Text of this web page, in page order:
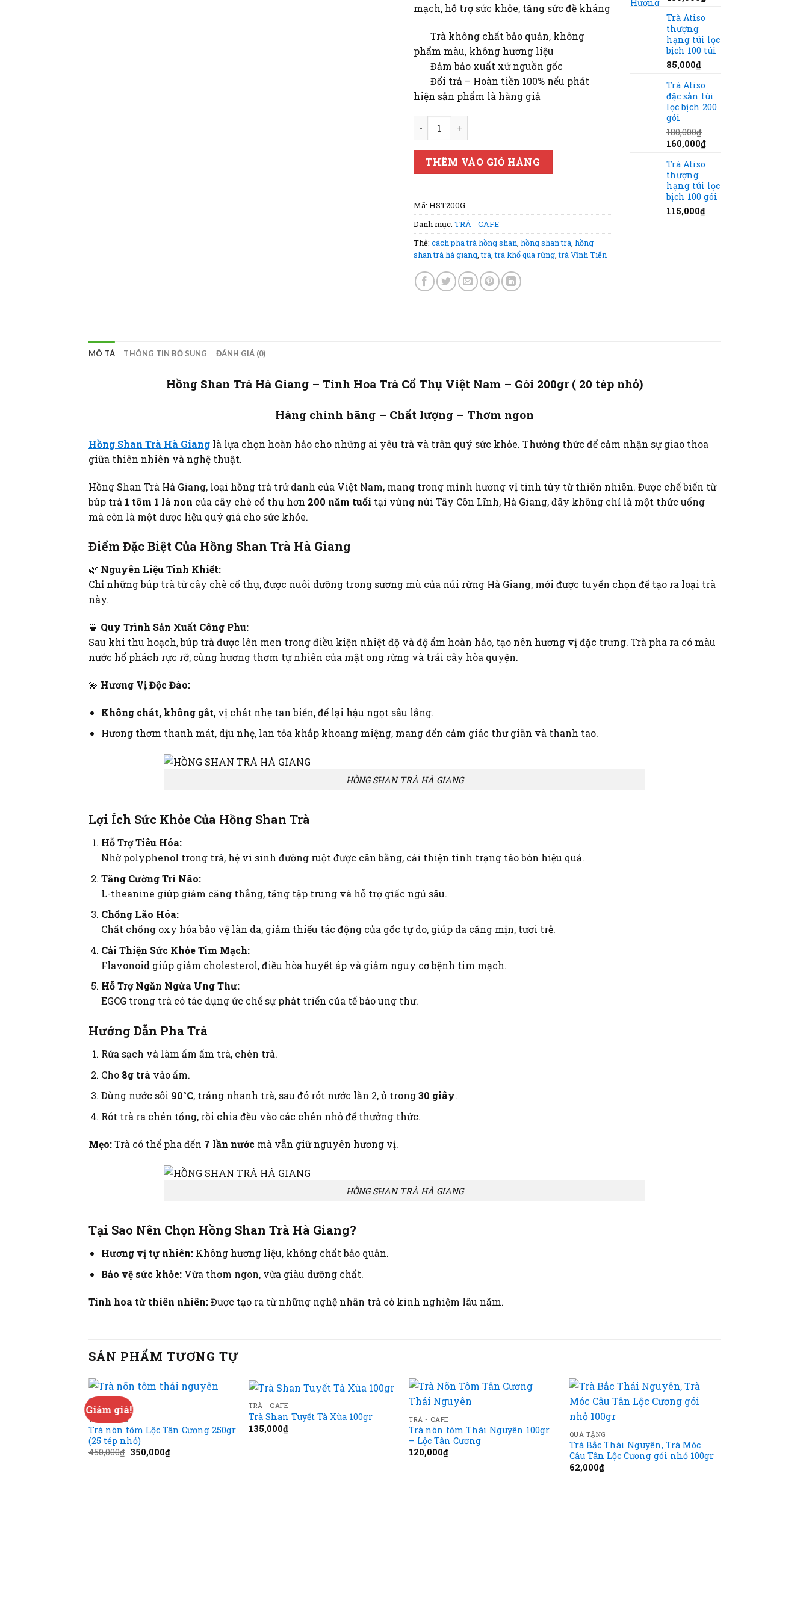
mạch, hỗ trợ sức khỏe, tăng sức đề kháng
Trà không chất bảo quản, không
phẩm màu, không hương liệu
Đảm bảo xuất xứ nguồn gốc
Đổi trả – Hoàn tiền 100% nếu phát
hiện sản phẩm là hàng giả
Hồng Shan Trà Hà Giang 200gr (20 tép nhỏ) số lượng
THÊM VÀO GIỎ HÀNG
Mã: HST200G
Danh mục: TRÀ - CAFE
Thẻ: cách pha trà hồng shan, hồng shan trà, hồng
shan trà hà giang,trà,trà khổ qua rừng,trà Vĩnh Tiến
Trà Atiso
thượng
hạng túi lọc
bịch 100 túi
85,000₫
Trà Atiso
đặc sản túi
lọc bịch 200
gói
180,000₫
Giá
là:
180,000₫.
160,000₫Giá
160,000₫.
Trà Atiso
thượng
hạng túi lọc
bịch 100 gói
115,000₫
MÔ TẢ THÔNG TIN BỔ SUNG ĐÁNH GIÁ (0)
Hồng Shan Trà Hà Giang – Tinh Hoa Trà Cổ Thụ Việt Nam – Gói 200gr ( 20 tép nhỏ)
Hàng chính hãng – Chất lượng – Thơm ngon
Hồng Shan Trà Hà Giang là lựa chọn hoàn hảo cho những ai yêu trà và trân quý sức khỏe. Thưởng thức để cảm nhận sự giao thoa
giữa thiên nhiên và nghệ thuật.
Hồng Shan Trà Hà Giang, loại hồng trà trứ danh của Việt Nam, mang trong mình hương vị tinh túy từ thiên nhiên. Được chế biến từ
búp trà 1 tôm 1 lá non của cây chè cổ thụ hơn 200 năm tuổi tại vùng núi Tây Côn Lĩnh, Hà Giang, đây không chỉ là một thức uống
mà còn là một dược liệu quý giá cho sức khỏe.
Điểm Đặc Biệt Của Hồng Shan Trà Hà Giang
🌿 Nguyên Liệu Tinh Khiết:
Chỉ những búp trà từ cây chè cổ thụ, được nuôi dưỡng trong sương mù của núi rừng Hà Giang, mới được tuyển chọn để tạo ra loại trà
này.
🍵 Quy Trình Sản Xuất Công Phu:
Sau khi thu hoạch, búp trà được lên men trong điều kiện nhiệt độ và độ ẩm hoàn hảo, tạo nên hương vị đặc trưng. Trà pha ra có màu
nước hổ phách rực rỡ, cùng hương thơm tự nhiên của mật ong rừng và trái cây hòa quyện.
💫 Hương Vị Độc Đáo:
Không chát, không gắt, vị chát nhẹ tan biến, để lại hậu ngọt sâu lắng.
Hương thơm thanh mát, dịu nhẹ, lan tỏa khắp khoang miệng, mang đến cảm giác thư giãn và thanh tao.
HỒNG SHAN TRÀ HÀ GIANG
Lợi Ích Sức Khỏe Của Hồng Shan Trà
Hỗ Trợ Tiêu Hóa:
Nhờ polyphenol trong trà, hệ vi sinh đường ruột được cân bằng, cải thiện tình trạng táo bón hiệu quả.
Tăng Cường Trí Não:
L-theanine giúp giảm căng thẳng, tăng tập trung và hỗ trợ giấc ngủ sâu.
Chống Lão Hóa:
Chất chống oxy hóa bảo vệ làn da, giảm thiểu tác động của gốc tự do, giúp da căng mịn, tươi trẻ.
Cải Thiện Sức Khỏe Tim Mạch:
Flavonoid giúp giảm cholesterol, điều hòa huyết áp và giảm nguy cơ bệnh tim mạch.
Hỗ Trợ Ngăn Ngừa Ung Thư:
EGCG trong trà có tác dụng ức chế sự phát triển của tế bào ung thư.
Hướng Dẫn Pha Trà
Rửa sạch và làm ấm ấm trà, chén trà.
Cho 8g trà vào ấm.
Dùng nước sôi 90°C, tráng nhanh trà, sau đó rót nước lần 2, ủ trong30 giây.
Rót trà ra chén tống, rồi chia đều vào các chén nhỏ để thưởng thức.
Mẹo:Trà có thể pha đến 7 lần nước mà vẫn giữ nguyên hương vị.
HỒNG SHAN TRÀ HÀ GIANG
Tại Sao Nên Chọn Hồng Shan Trà Hà Giang?
Hương vị tự nhiên:Không hương liệu, không chất bảo quản.
Bảo vệ sức khỏe:Vừa thơm ngon, vừa giàu dưỡng chất.
Tinh hoa từ thiên nhiên:Được tạo ra từ những nghệ nhân trà có kinh nghiệm lâu năm.
SẢN PHẨM TƯƠNG TỰ
Giảm giá!
TRÀ - CAFE
Trà nõn tôm Lộc Tân Cương 250gr
(25 tép nhỏ)
450,000₫ Giá
350,000₫Giá
wishlist
TRÀ - CAFE
Trà Shan Tuyết Tà Xùa 100gr
135,000₫
TRÀ - CAFE
Trà nõn tôm Thái Nguyên 100gr
– Lộc Tân Cương
120,000₫
QUÀ TẶNG
Trà Bắc Thái Nguyên, Trà Móc
Câu Tân Lộc Cương gói nhỏ 100gr
62,000₫